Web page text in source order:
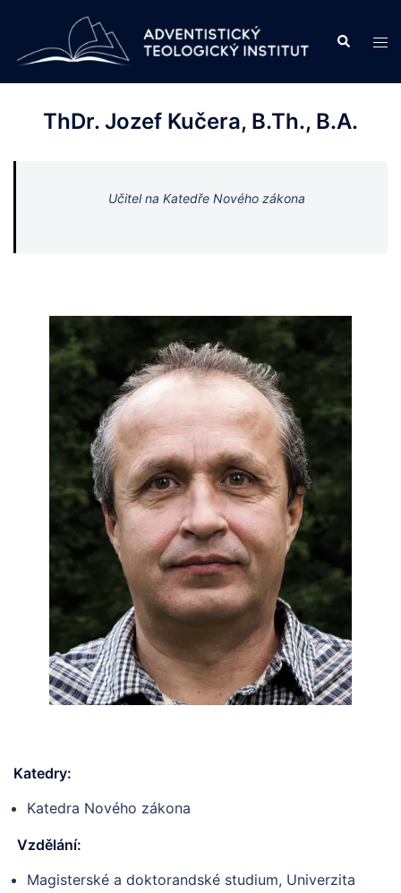
content
Search
ThDr. Jozef Kučera, B.Th., B.A.
Učitel na Katedře Nového zákona
Katedry:
Katedra Nového zákona
Vzdělání:
Magisterské a doktorandské studium, Univerzita